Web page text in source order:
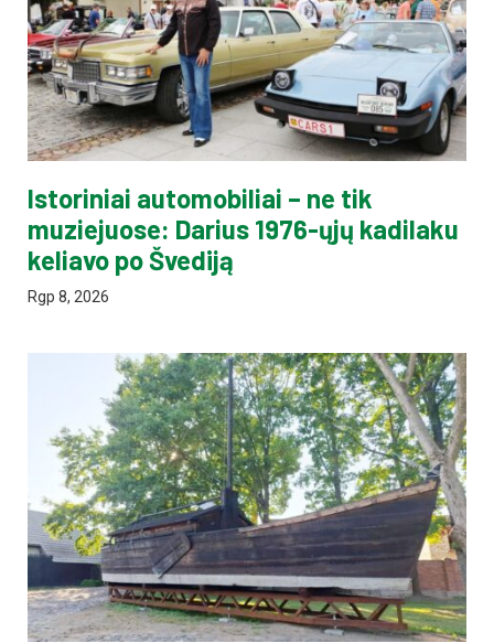
Istoriniai automobiliai – ne tik
muziejuose: Darius 1976-ųjų kadilaku
keliavo po Švediją
Rgp 8, 2026